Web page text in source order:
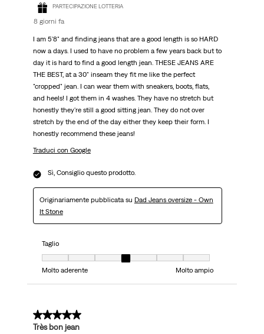
PARTECIPAZIONE LOTTERIA
8 giorni fa
I am 5'8" and finding jeans that are a good length is so HARD
now a days. I used to have no problem a few years back but to
day it is hard to find a good length jean. THESE JEANS ARE
THE BEST, at a 30" inseam they fit me like the perfect
"cropped" jean. I can wear them with sneakers, boots, flats,
and heels! I got them in 4 washes. They have no stretch but
honestly they're still a good sitting jean. They do not over
stretch by the end of the day either they keep their form. I
honestly recommend these jeans!
Traduci con Google
Sì, Consiglio questo prodotto.
Originariamente pubblicata su Dad Jeans oversize - Own
It Stone
Taglio
Taglio, 4 su 7, dove 1 è uguale a Molto aderente e 7 è uguale a Molto
Molto aderente
Molto ampio
5 su 5 stelle.
Très bon jean